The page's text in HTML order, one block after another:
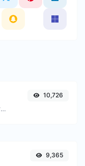
Pingelj egy weboldalt, szervert vagy portot.
10,726
9,365